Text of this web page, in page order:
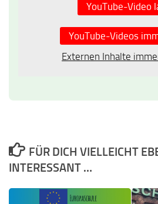
YouTube-Video
YouTube-Videos
Externen Inhalte
FÜR DICH VIELLEICHT
INTERESSANT …